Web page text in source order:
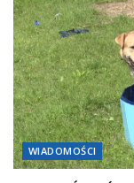
WIADOMOŚCI